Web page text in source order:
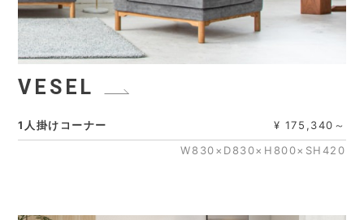
VESEL
1人掛けコーナー
¥ 175,340～
W830×D830×H800×SH420